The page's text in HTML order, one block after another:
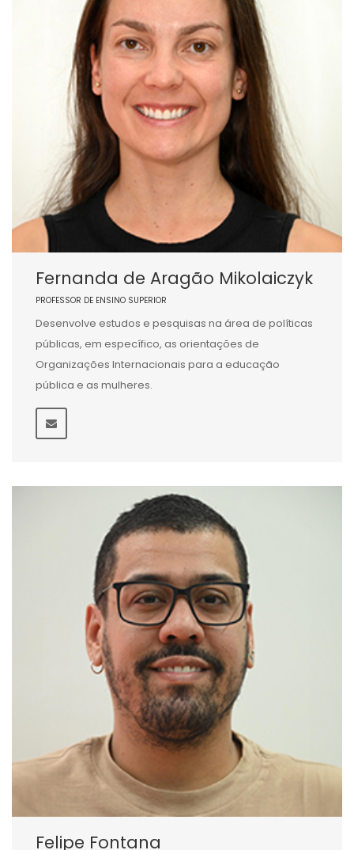
Fernanda de Aragão Mikolaiczyk
PROFESSOR DE ENSINO SUPERIOR
Desenvolve estudos e pesquisas na área de políticas
públicas, em específico, as orientações de
Organizações Internacionais para a educação
pública e as mulheres.
Felipe Fontana